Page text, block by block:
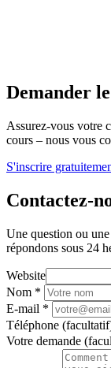
Demander
Assurez-vous votre
cours – nous vous
S'inscrire
Contactez-
Une question ou
répondons sous 24
Website
Nom *
E-mail *
Téléphone
Votre demande